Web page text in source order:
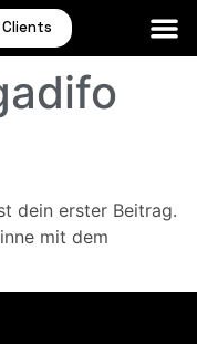
dein erster Beitrag.
mit dem